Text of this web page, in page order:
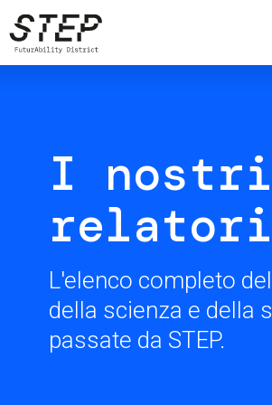
Skip
to
main
I nostri
relatori
L'elenco completo
della scienza e della
passate da STEP.